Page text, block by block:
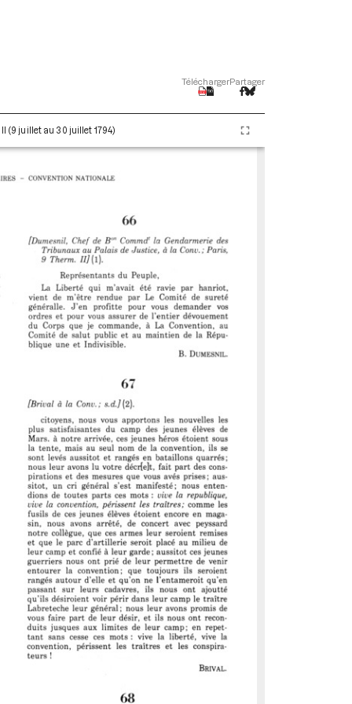
TéléchargerPartager
(9 juillet au 30 juillet 1794)